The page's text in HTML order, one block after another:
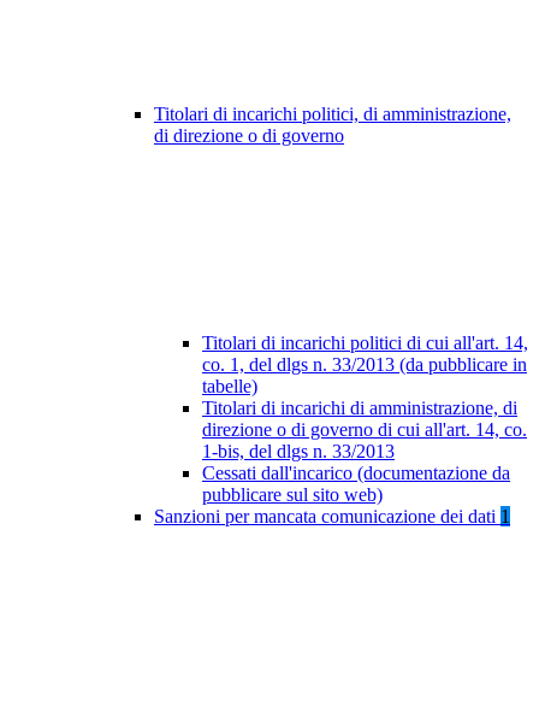
Titolari di incarichi politici, di amministrazione,
di direzione o di governo
Titolari di incarichi politici di cui all'art. 14,
co. 1, del dlgs n. 33/2013 (da pubblicare in
tabelle)
Titolari di incarichi di amministrazione, di
direzione o di governo di cui all'art. 14, co.
1-bis, del dlgs n. 33/2013
Cessati dall'incarico (documentazione da
pubblicare sul sito web)
Sanzioni per mancata comunicazione dei dati 1